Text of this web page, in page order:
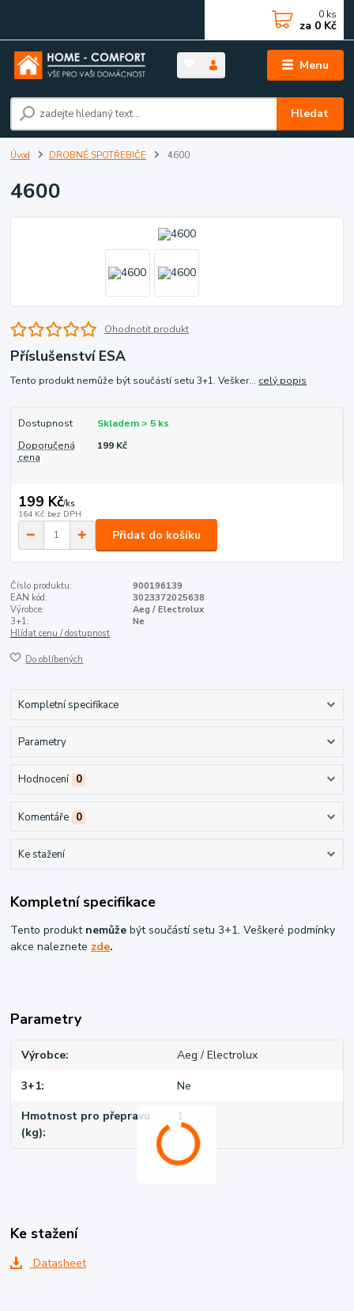
Menu
Hledat
0 ks
za 0 Kč
Úvod DROBNÉ SPOTŘEBIČE 4600
4600
Ohodnotit produkt
Příslušenství ESA
Tento produkt nemůže být součástí setu 3+1. Vešker... celý popis
Dostupnost
Skladem > 5 ks
Doporučená
cena
199 Kč
199 Kč/ks
164 Kč bez DPH
Přidat do košíku
Číslo produktu:
900196139
EAN kód:
3023372025638
Výrobce:
Aeg / Electrolux
3+1:
Ne
Hlídat cenu / dostupnost
Do oblíbených
Kompletní specifikace
Parametry
Hodnocení 0
Komentáře 0
Ke stažení
Kompletní specifikace
Tento produkt nemůže být součástí setu 3+1. Veškeré podmínky
akce naleznete zde.
Parametry
Výrobce Aeg / Electrolux
3+1 Ne
Hmotnost pro přepravu
(kg)
1
Ke stažení
Datasheet